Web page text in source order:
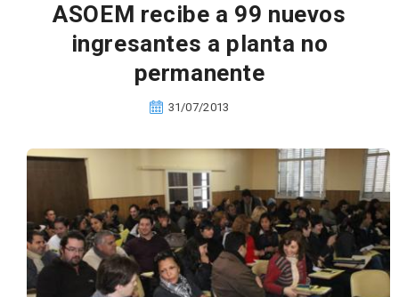
ASOEM recibe a 99 nuevos
ingresantes a planta no
permanente
31/07/2013